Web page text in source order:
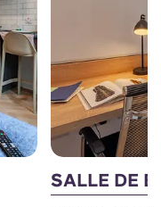
SALLE DE